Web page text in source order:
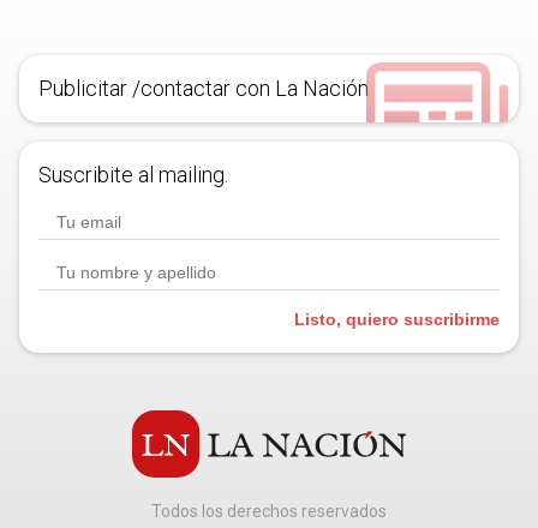
Publicitar /contactar con La Nación
Suscribite al mailing.
Listo, quiero suscribirme
Todos los derechos reservados